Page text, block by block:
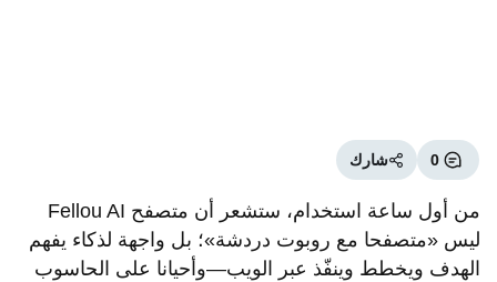
0 شارك
من أول ساعة استخدام، ستشعر أن متصفح Fellou AI
ليس «متصفحا مع روبوت دردشة»؛ بل واجهة لذكاء يفهم
الهدف ويخطط وينفّذ عبر الويب—وأحيانا على الحاسوب